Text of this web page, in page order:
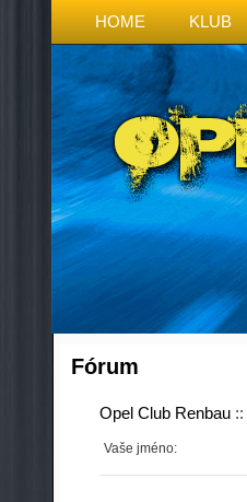
HOME KLUB
Fórum
Opel Club Renbau::
Vaše jméno: